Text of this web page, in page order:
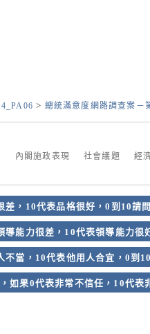
> 總統滿意度網路調查案－
內閣施政表現 社會議題
經
差，10代表品格很好，0到10請
導能力很差，10代表領導能力很
不當，10代表他用人合宜，0到
如果0代表非常不信任，10代